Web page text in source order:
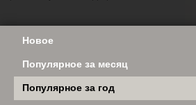
Новое
Популярное за месяц
Популярное за год